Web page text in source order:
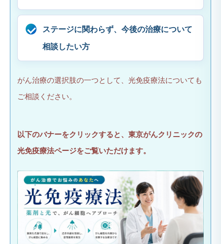
ステージに関わらず、今後の治療について
相談したい方
がん治療の選択肢の一つとして、光免疫療法についても
ご相談ください。
以下のバナーをクリックすると、東京がんクリニックの
光免疫療法ページをご覧いただけます。